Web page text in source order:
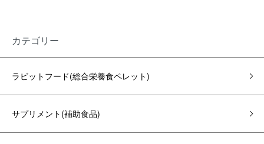
カテゴリー
ラビットフード(総合栄養食ペレット)
サプリメント(補助食品)